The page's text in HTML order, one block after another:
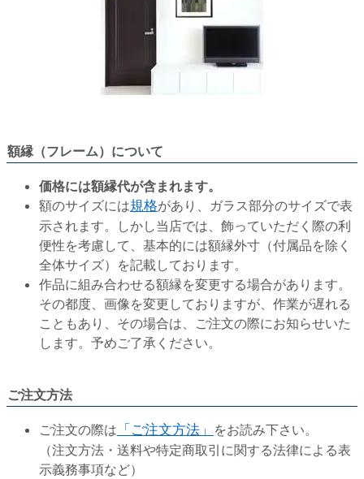
額縁（フレーム）について
価格には額縁代が含まれます。
額のサイズには規格があり、ガラス部分のサイズで表
示されます。しかし当店では、飾っていただく際の利
便性を考慮して、基本的には額縁外寸（付属品を除く
全体サイズ）を記載しております。
作品に組み合わせる額縁を変更する場合があります。
その都度、画像を変更しておりますが、作業が遅れる
こともあり、その場合は、ご注文の際にお知らせいた
します。予めご了承ください。
ご注文方法
ご注文の際は 「ご注文方法」 をお読み下さい。
（注文方法・送料や特定商取引に関する法律による表
示義務事項など）